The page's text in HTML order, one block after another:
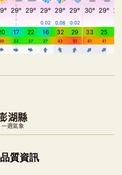
湖縣
一週氣象
為視覺預覽，完整即時空